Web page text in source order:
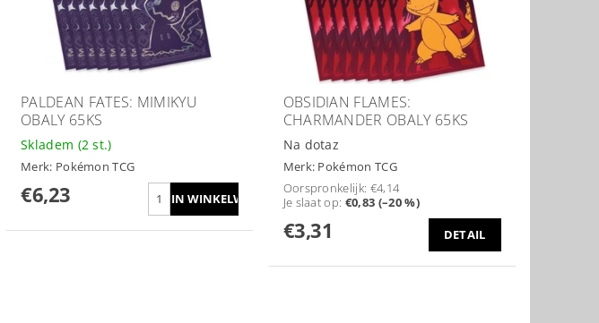
PALDEAN FATES: MIMIKYU
OBALY 65KS
Skladem (2 st.)
Merk: Pokémon TCG
€6,23
OBSIDIAN FLAMES:
CHARMANDER OBALY 65KS
Na dotaz
Merk: Pokémon TCG
Oorspronkelijk: €4,14
Je slaat op: €0,83 (–20 %)
€3,31 DETAIL